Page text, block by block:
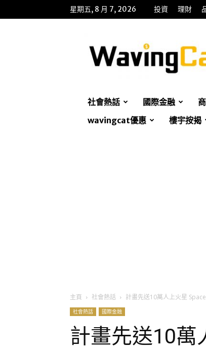
星期五, 8 月 7, 2026 投資 理財
招
財
貓
社會熱話 國際金融
wavingcat優惠
樓宇按揭
主頁 社會熱話 計畫先送10萬人上火星
社會熱話 國際金融
計畫先送10萬